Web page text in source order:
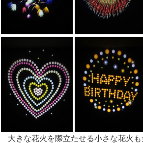
大きな花火を際立たせる小さな花火も